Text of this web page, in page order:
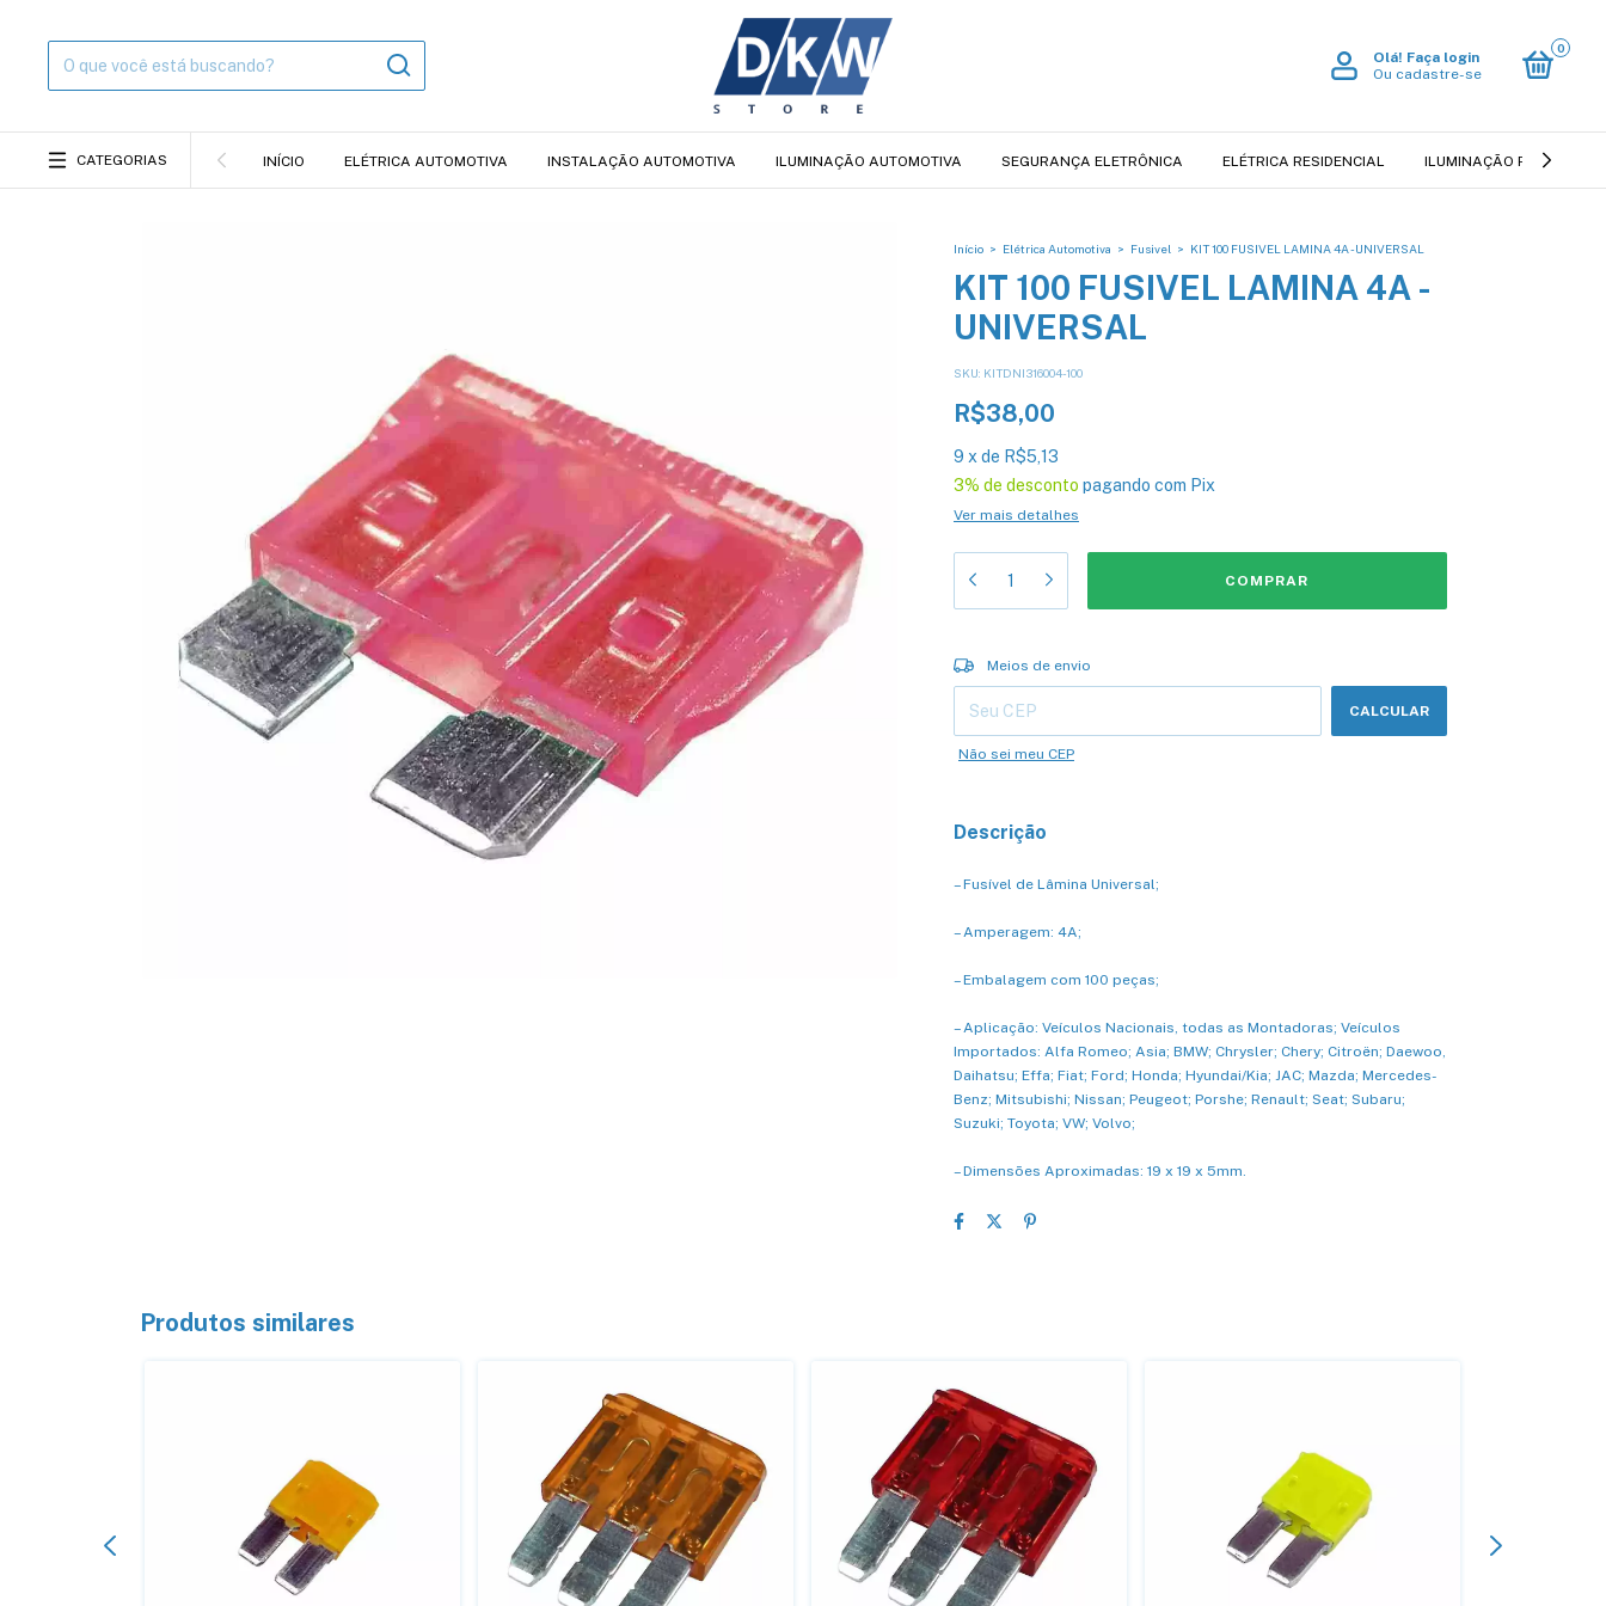
Olá! Faça login
Ou cadastre-se
0
CATEGORIAS INÍCIO ELÉTRICA AUTOMOTIVA INSTALAÇÃO AUTOMOTIVA ILUMINAÇÃO AUTOMOTIVA SEGURANÇA ELETRÔNICA ELÉTRICA RESIDENCIAL ILUMINAÇÃO
Início > Elétrica Automotiva > Fusivel > KIT 100 FUSIVEL LAMINA 4A - UNIVERSAL
KIT 100 FUSIVEL LAMINA 4A -
UNIVERSAL
SKU: KITDNI316004-100
R$38,00
9 x de R$5,13
3% de desconto pagando com Pix
Ver mais detalhes
Entregas para o CEP:
Meios de envio
CALCULAR
Não sei meu CEP
Descrição
– Fusível de Lâmina Universal;
– Amperagem: 4A;
– Embalagem com 100 peças;
– Aplicação: Veículos Nacionais, todas as Montadoras; Veículos
Importados: Alfa Romeo; Asia; BMW; Chrysler; Chery; Citroën; Daewoo,
Daihatsu; Effa; Fiat; Ford; Honda; Hyundai/Kia; JAC; Mazda; Mercedes-
Benz; Mitsubishi; Nissan; Peugeot; Porshe; Renault; Seat; Subaru;
Suzuki; Toyota; VW; Volvo;
– Dimensões Aproximadas: 19 x 19 x 5mm.
Produtos similares